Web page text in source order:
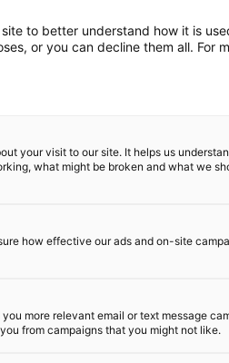
laitteisto- ja ohjelmisto-
pohjaisia
konsultointiapua
ja jutellaan.
auttaa sinua ottamaan
to better understand how it is
or you can decline them all. For
your visit to our site. It helps us
what might be broken and what we
how effective our ads and on-site
more relevant email or text message
from campaigns that you might not like.